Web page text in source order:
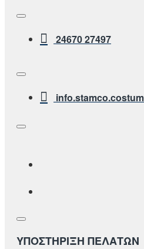
24670 27497
ΥΠΟΣΤΗΡΙΞΗ ΠΕΛΑΤΩΝ